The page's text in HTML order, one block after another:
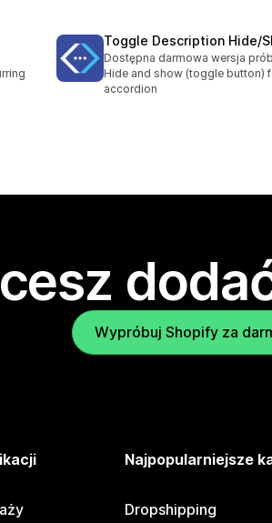
Toggle Description Hide/
Dostępna darmowa wersja
Hide and show (toggle button)
accordion
Wypróbuj Shopify za
Najpopularniejsze
Dropshipping